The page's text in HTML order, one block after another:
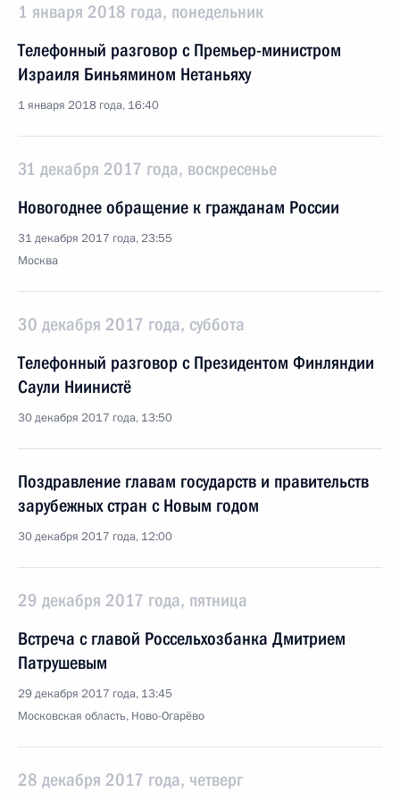
1 января 2018 года, понедельник
Телефонный разговор с Премьер-министром
Израиля Биньямином Нетаньяху
1 января 2018 года, 16:40
31 декабря 2017 года, воскресенье
Новогоднее обращение к гражданам России
31 декабря 2017 года, 23:55
Москва
30 декабря 2017 года, суббота
Телефонный разговор с Президентом Финляндии
Саули Ниинистё
30 декабря 2017 года, 13:50
Поздравление главам государств и правительств
зарубежных стран с Новым годом
30 декабря 2017 года, 12:00
29 декабря 2017 года, пятница
Встреча с главой Россельхозбанка Дмитрием
Патрушевым
29 декабря 2017 года, 13:45
Московская область, Ново-Огарёво
28 декабря 2017 года, четверг